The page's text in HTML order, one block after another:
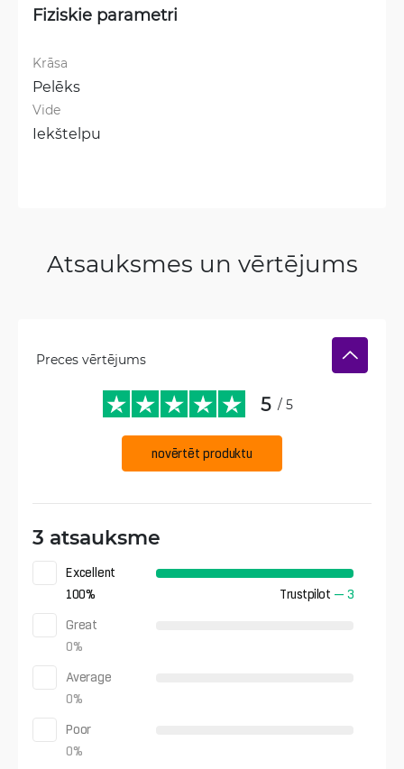
Fiziskie parametri
Krāsa
Pelēks
Vide
Iekštelpu
Atsauksmes un vērtējums
Preces vērtējums
5 / 5
novērtēt produktu
3 atsauksme
Excellent
100% Trustpilot — 3
Great
0%
Average
0%
Poor
0%